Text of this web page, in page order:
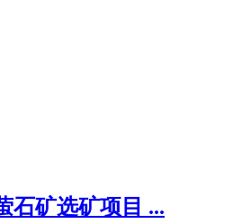
石矿选矿项目 ...